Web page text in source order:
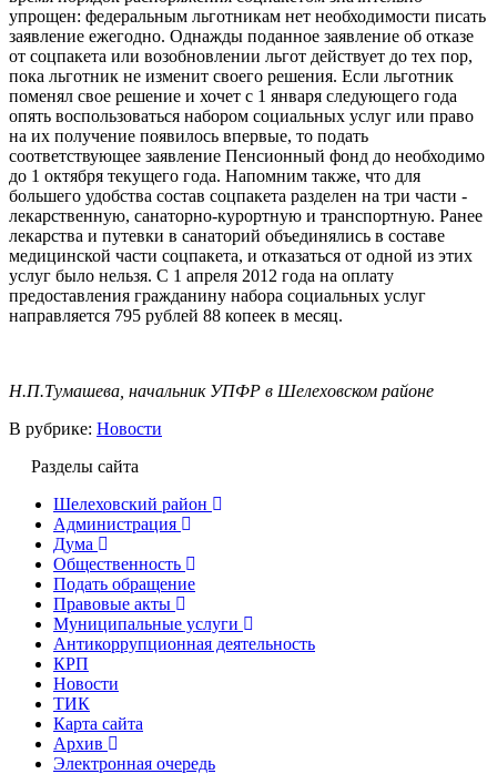
упрощен: федеральным льготникам нет необходимости писать
заявление ежегодно. Однажды поданное заявление об отказе
от соцпакета или возобновлении льгот действует до тех пор,
пока льготник не изменит своего решения. Если льготник
поменял свое решение и хочет с 1 января следующего года
опять воспользоваться набором социальных услуг или право
на их получение появилось впервые, то подать
соответствующее заявление Пенсионный фонд до необходимо
до 1 октября текущего года. Напомним также, что для
большего удобства состав соцпакета разделен на три части -
лекарственную, санаторно-курортную и транспортную. Ранее
лекарства и путевки в санаторий объединялись в составе
медицинской части соцпакета, и отказаться от одной из этих
услуг было нельзя. С 1 апреля 2012 года на оплату
предоставления гражданину набора социальных услуг
направляется 795 рублей 88 копеек в месяц.
Н.П.Тумашева, начальник УПФР в Шелеховском районе
В рубрике: Новости
Разделы сайта
Шелеховский район
Администрация
Дума
Общественность
Подать обращение
Правовые акты
Муниципальные услуги
Антикоррупционная деятельность
КРП
Новости
ТИК
Карта сайта
Архив
Электронная очередь